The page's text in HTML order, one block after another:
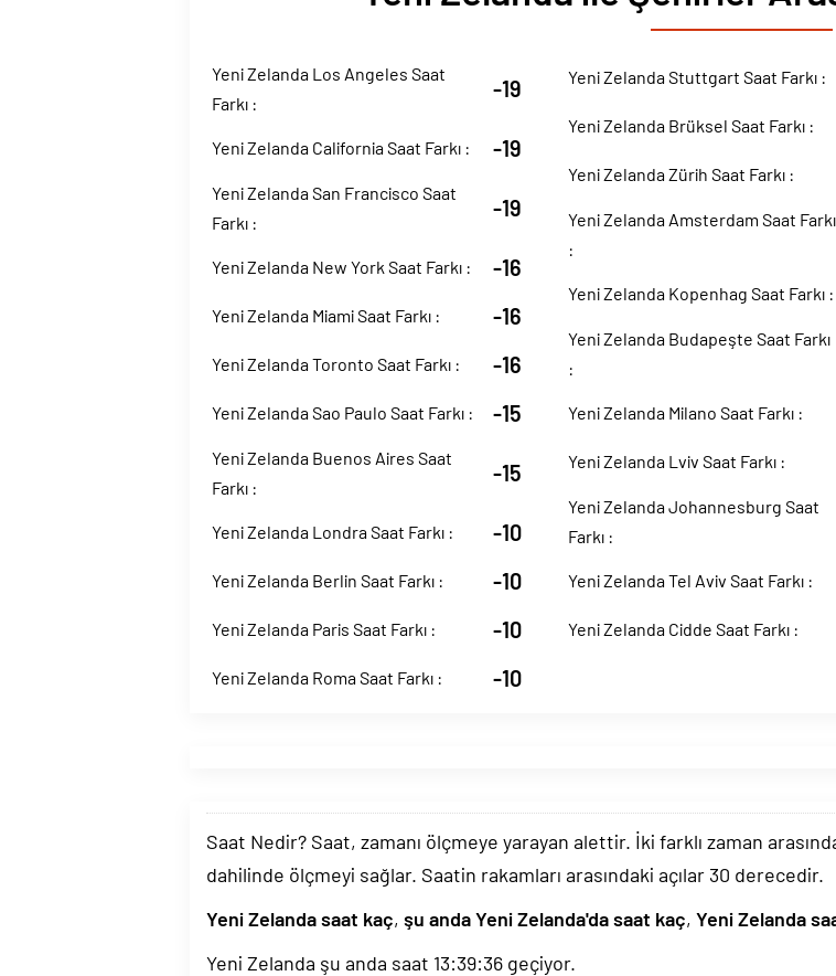
Yeni Zelanda Los Angeles Saat
Farkı :
-19
Yeni Zelanda California Saat Farkı : -19
Yeni Zelanda San Francisco Saat
Farkı :
-19
Yeni Zelanda New York Saat Farkı : -16
Yeni Zelanda Miami Saat Farkı : -16
Yeni Zelanda Toronto Saat Farkı : -16
Yeni Zelanda Sao Paulo Saat Farkı : -15
Yeni Zelanda Buenos Aires Saat
Farkı :
-15
Yeni Zelanda Londra Saat Farkı : -10
Yeni Zelanda Berlin Saat Farkı : -10
Yeni Zelanda Paris Saat Farkı : -10
Yeni Zelanda Roma Saat Farkı : -10
Yeni Zelanda Stuttgart Saat Farkı :
Yeni Zelanda Brüksel Saat Farkı :
Yeni Zelanda Zürih Saat Farkı :
Yeni Zelanda Amsterdam Saat Farkı
:
Yeni Zelanda Kopenhag Saat Farkı :
Yeni Zelanda Budapeşte Saat Farkı
:
Yeni Zelanda Milano Saat Farkı :
Yeni Zelanda Lviv Saat Farkı :
Yeni Zelanda Johannesburg Saat
Farkı :
Yeni Zelanda Tel Aviv Saat Farkı :
Yeni Zelanda Cidde Saat Farkı :
Saat Nedir? Saat, zamanı ölçmeye yarayan alettir. İki farklı zaman
dahilinde ölçmeyi sağlar. Saatin rakamları arasındaki açılar 30 derecedir.
Yeni Zelanda saat kaç, şu anda Yeni Zelanda'da saat kaç, Yeni Zelanda
Yeni Zelanda şu anda saat 13:39:37 geçiyor.